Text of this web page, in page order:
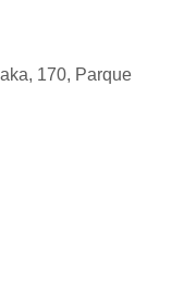
170, Parque